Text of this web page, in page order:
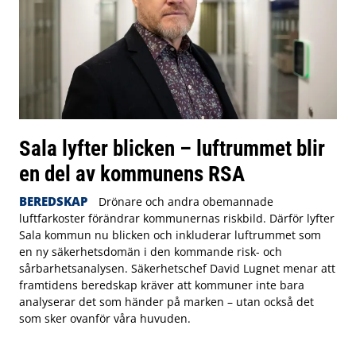
Sala lyfter blicken – luftrummet blir
en del av kommunens RSA
BEREDSKAP
Drönare och andra obemannade
luftfarkoster förändrar kommunernas riskbild. Därför lyfter
Sala kommun nu blicken och inkluderar luftrummet som
en ny säkerhetsdomän i den kommande risk- och
sårbarhetsanalysen. Säkerhetschef David Lugnet menar att
framtidens beredskap kräver att kommuner inte bara
analyserar det som händer på marken – utan också det
som sker ovanför våra huvuden.